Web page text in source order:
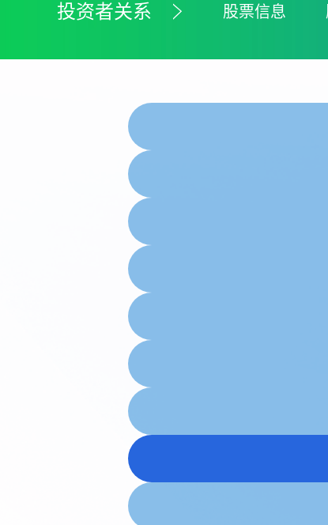
投资者关系 股票信息